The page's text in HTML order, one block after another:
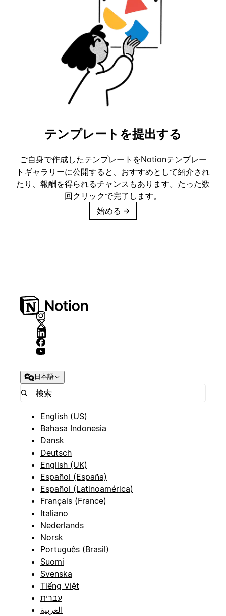
テンプレートを提出する
ご自身で作成したテンプレートをNotionテンプレー
トギャラリーに公開すると、おすすめとして紹介され
たり、報酬を得られるチャンスもあります。たった数
回クリックで完了します。
始める →
日本語
English (US)
Bahasa Indonesia
Dansk
Deutsch
English (UK)
Español (España)
Español (Latinoamérica)
Français (France)
Italiano
Nederlands
Norsk
Português (Brasil)
Suomi
Svenska
Tiếng Việt
עברית
العربية